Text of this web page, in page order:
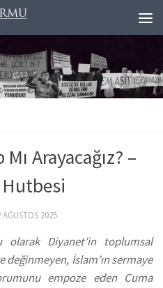
Arayacağız? –
AĞUSTOS 2025
Diyanet’in toplumsal
İslam’ın sermaye
empoze eden Cuma